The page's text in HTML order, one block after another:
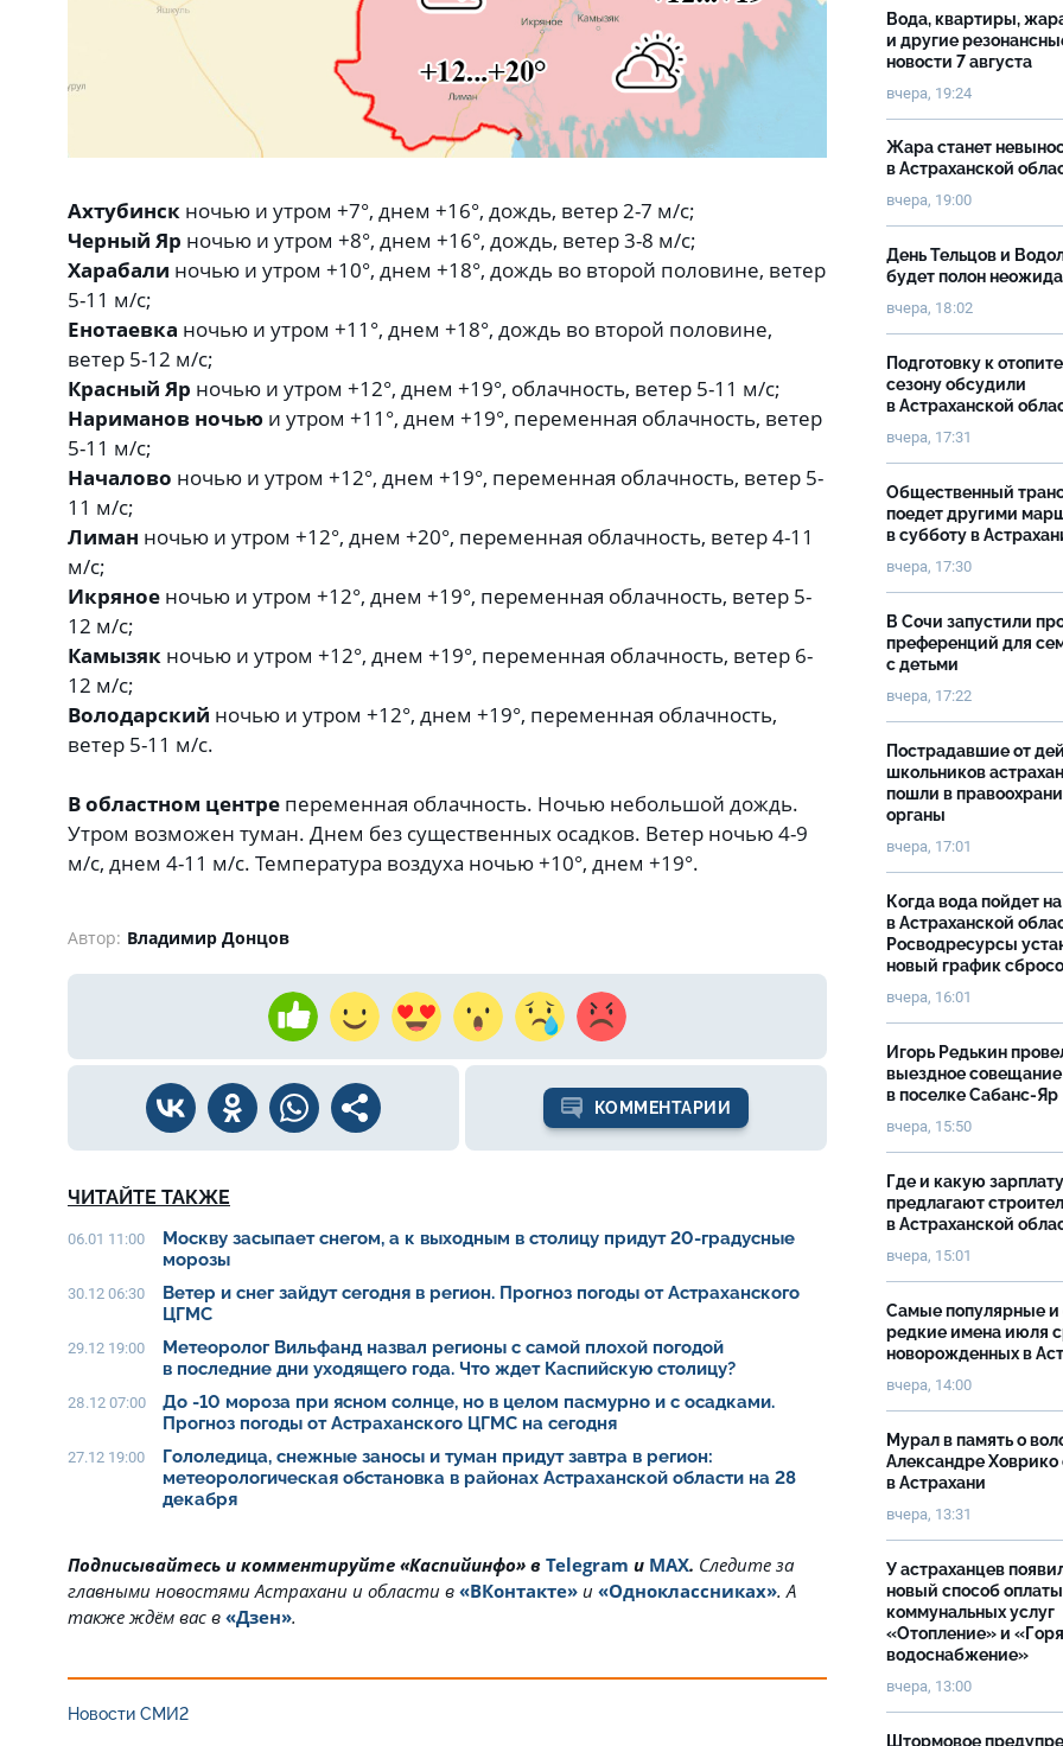
Ахтубинск ночью и утром +7°, днем +16°, дождь, ветер 2-7 м/с;
Черный Яр ночью и утром +8°, днем +16°, дождь, ветер 3-8 м/с;
Харабали ночью и утром +10°, днем +18°, дождь во второй половине, ветер
5-11 м/с;
Енотаевка ночью и утром +11°, днем +18°, дождь во второй половине,
ветер 5-12 м/с;
Красный Яр ночью и утром +12°, днем +19°, облачность, ветер 5-11 м/с;
Нариманов ночью и утром +11°, днем +19°, переменная облачность, ветер
5-11 м/с;
Началово ночью и утром +12°, днем +19°, переменная облачность, ветер 5-
11 м/с;
Лиман ночью и утром +12°, днем +20°, переменная облачность, ветер 4-11
м/с;
Икряное ночью и утром +12°, днем +19°, переменная облачность, ветер 5-
12 м/с;
Камызяк ночью и утром +12°, днем +19°, переменная облачность, ветер 6-
12 м/с;
Володарский ночью и утром +12°, днем +19°, переменная облачность,
ветер 5-11 м/с.
В областном центре переменная облачность. Ночью небольшой дождь.
Утром возможен туман. Днем без существенных осадков. Ветер ночью 4-9
м/с, днем 4-11 м/с. Температура воздуха ночью +10°, днем +19°.
Автор: Владимир Донцов
КОММЕНТАРИИ
ЧИТАЙТЕ ТАКЖЕ
06.01 11:00
Москву засыпает снегом, а к выходным в столицу придут 20-градусные
морозы
30.12 06:30
Ветер и снег зайдут сегодня в регион. Прогноз погоды от Астраханского
ЦГМС
29.12 19:00
Метеоролог Вильфанд назвал регионы с самой плохой погодой
в последние дни уходящего года. Что ждет Каспийскую столицу?
28.12 07:00
До -10 мороза при ясном солнце, но в целом пасмурно и с осадками.
Прогноз погоды от Астраханского ЦГМС на сегодня
27.12 19:00
Гололедица, снежные заносы и туман придут завтра в регион:
метеорологическая обстановка в районах Астраханской области на 28
декабря
Подписывайтесь и комментируйте «Каспийинфо» в Telegram и MAX. Cледите за
главными новостями Астрахани и области в «ВКонтакте» и «Одноклассниках». А
также ждём вас в «Дзен».
Новости СМИ2
Вода, квартиры,
и другие
новости 7 августа
вчера, 19:24
Жара станет
в Астраханской
вчера, 19:00
День Тельцов и
будет полон
вчера, 18:02
Подготовку к
сезону обсудили
в Астраханской
вчера, 17:31
Общественный
поедет другими
в субботу в
вчера, 17:30
В Сочи запустили
преференций для
с детьми
вчера, 17:22
Пострадавшие от
школьников
пошли в
органы
вчера, 17:01
Когда вода пойдет
в Астраханской
Росводресурсы
новый график
вчера, 16:01
Игорь Редькин
выездное совещание
в поселке Сабанс-Яр
вчера, 15:50
Где и какую зарплату
предлагают
в Астраханской
вчера, 15:01
Самые популярные
редкие имена июля
новорожденных в
вчера, 14:00
Мурал в память о
Александре Ховрико
в Астрахани
вчера, 13:31
У астраханцев
новый способ оплаты
коммунальных услуг
«Отопление» и
водоснабжение»
вчера, 13:00
Штормовое